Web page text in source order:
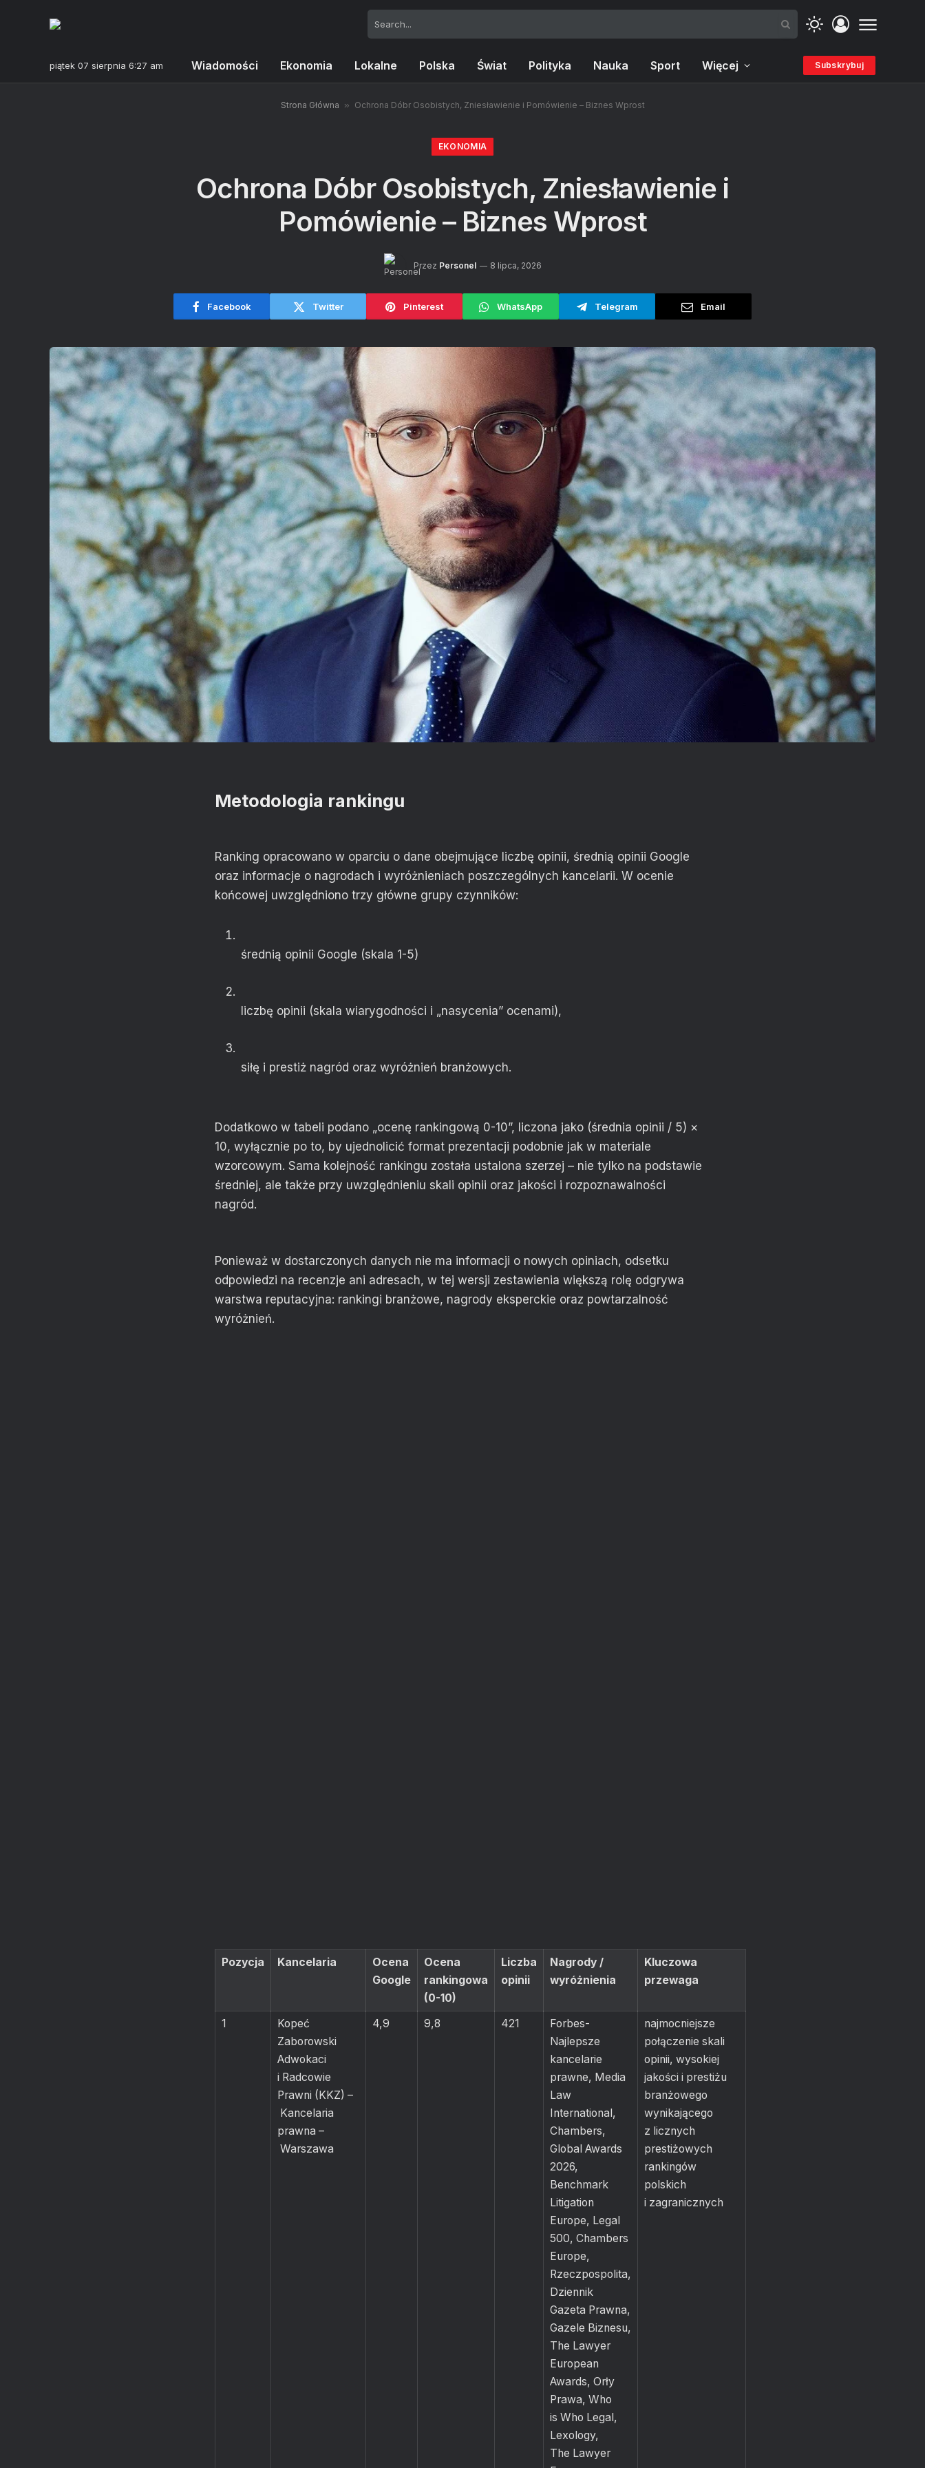
piątek 07 sierpnia 6:27 am Wiadomości Ekonomia Lokalne Polska Świat Polityka Nauka Sport Więcej Subskrybuj
Strona Główna » Ochrona Dóbr Osobistych, Zniesławienie i Pomówienie – Biznes Wprost
EKONOMIA
Ochrona Dóbr Osobistych, Zniesławienie i
Pomówienie – Biznes Wprost
Przez Personel 8 lipca, 2026
Facebook Twitter Pinterest WhatsApp Telegram Email
Metodologia rankingu
Ranking opracowano w oparciu o dane obejmujące liczbę opinii, średnią opinii Google
oraz informacje o nagrodach i wyróżnieniach poszczególnych kancelarii. W ocenie
końcowej uwzględniono trzy główne grupy czynników:
średnią opinii Google (skala 1-5)
liczbę opinii (skala wiarygodności i „nasycenia” ocenami),
siłę i prestiż nagród oraz wyróżnień branżowych.
Dodatkowo w tabeli podano „ocenę rankingową 0-10”, liczona jako (średnia opinii / 5) ×
10, wyłącznie po to, by ujednolicić format prezentacji podobnie jak w materiale
wzorcowym. Sama kolejność rankingu została ustalona szerzej – nie tylko na podstawie
średniej, ale także przy uwzględnieniu skali opinii oraz jakości i rozpoznawalności
nagród.
Ponieważ w dostarczonych danych nie ma informacji o nowych opiniach, odsetku
odpowiedzi na recenzje ani adresach, w tej wersji zestawienia większą rolę odgrywa
warstwa reputacyjna: rankingi branżowe, nagrody eksperckie oraz powtarzalność
wyróżnień.
Pozycja Kancelaria
Ocena
Google
Ocena
rankingowa
(0-10)
Liczba
opinii
Nagrody /
wyróżnienia
Kluczowa
przewaga
1
Kopeć
Zaborowski
Adwokaci
i Radcowie
Prawni (KKZ) –
Kancelaria
prawna –
Warszawa
4,9 9,8 421
Forbes-
Najlepsze
kancelarie
prawne, Media
Law
International,
Chambers,
Global Awards
2026,
Benchmark
Litigation
Europe, Legal
500, Chambers
Europe,
Rzeczpospolita,
Dziennik
Gazeta Prawna,
Gazele Biznesu,
The Lawyer
European
Awards, Orły
Prawa, Who
is Who Legal,
Lexology,
The Lawyer
najmocniejsze
połączenie skali
opinii, wysokiej
jakości i prestiżu
branżowego
wynikającego
z licznych
prestiżowych
rankingów
polskich
i zagranicznych